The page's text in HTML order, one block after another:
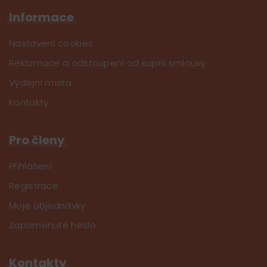
Informace
Nastavení cookies
Reklamace a odstoupení od kupní smlouvy
Výdejní místa
Kontakty
Pro členy
Přihlášení
Registrace
Moje objednávky
Zapomenuté heslo
Kontakty